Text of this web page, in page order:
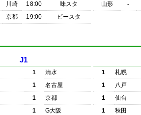
川崎 18:00
味スタ
京都 19:00 ピースタ
山形
-
J1
1
清水
1
名古屋
1
京都
1
G大阪
1 札幌
1
八戸
1
仙台
1
秋田